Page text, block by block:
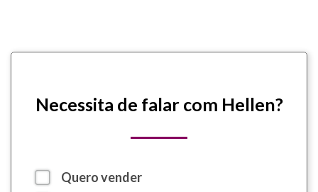
Necessita de falar com Hellen?
Quero vender